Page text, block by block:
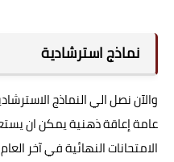
نماذج استرشادية
والآن نصل الي النماذج
عامة إعاقة ذهنية يمكن ان
الامتحانات النهائية في آخر